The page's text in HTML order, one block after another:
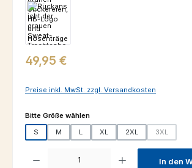
Regulärer Preis:
49,95 €
Preise inkl. MwSt. zzgl. Versandkosten
Bitte Größe wählenauswählen
S M L XL 2XL 3XL
Produkt Anzahl: Gib den gewünschten Wert
In den